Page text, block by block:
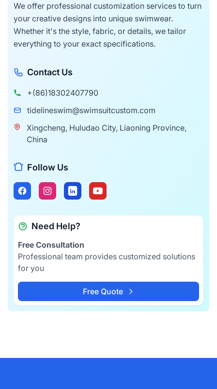
We offer professional customization services to turn
your creative designs into unique swimwear.
Whether it's the style, fabric, or details, we tailor
everything to your exact specifications.
Contact Us
+(86)18302407790
tidelineswim@swimsuitcustom.com
Xingcheng, Huludao City, Liaoning Province,
China
Follow Us
Need Help?
Free Consultation
Professional team provides customized solutions
for you
Free Quote